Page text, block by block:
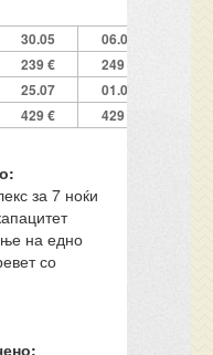
30.05 06.06
239 € 249 €
25.07 01.08
429 € 429 €
за 7 ноќи
на едно
со